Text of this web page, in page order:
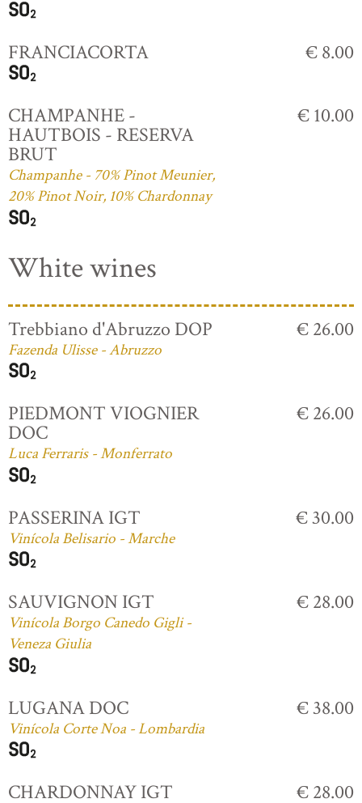
FRANCIACORTA € 8.00
CHAMPANHE -
HAUTBOIS - RESERVA
BRUT
Champanhe - 70% Pinot Meunier,
20% Pinot Noir, 10% Chardonnay
€ 10.00
White wines
Trebbiano d'Abruzzo DOP
Fazenda Ulisse - Abruzzo
€ 26.00
PIEDMONT VIOGNIER
DOC
Luca Ferraris - Monferrato
€ 26.00
PASSERINA IGT
Vinícola Belisario - Marche
€ 30.00
SAUVIGNON IGT
Vinícola Borgo Canedo Gigli -
Veneza Giulia
€ 28.00
LUGANA DOC
Vinícola Corte Noa - Lombardia
€ 38.00
CHARDONNAY IGT € 28.00